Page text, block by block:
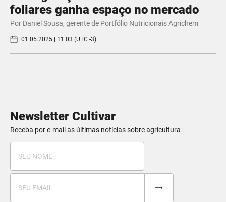
foliares ganha espaço no mercado
Por Daniel Sousa, gerente de Portfólio Nutricionais Agrichem
01.05.2025 | 11:03 (UTC -3)
Newsletter Cultivar
Receba por e-mail as últimas notícias sobre agricultura